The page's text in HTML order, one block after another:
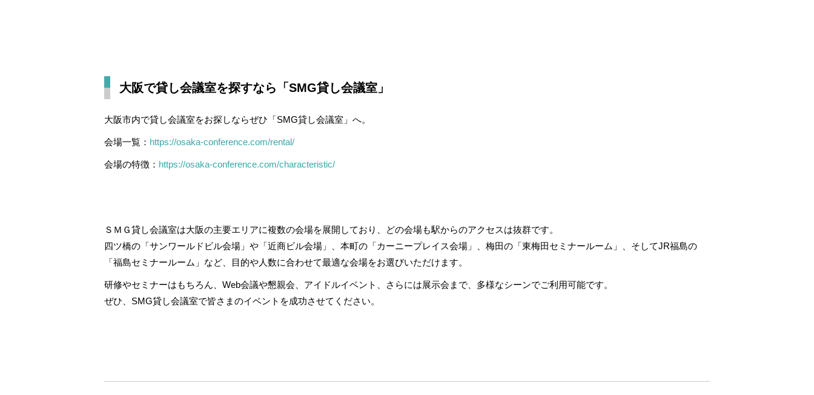
大阪で貸し会議室を探すなら「SMG貸し会議室」
大阪市内で貸し会議室をお探しならぜひ「SMG貸し会議室」へ。
会場一覧： https://osaka-conference.com/rental/
会場の特徴： https://osaka-conference.com/characteristic/
ＳＭＧ貸し会議室は大阪の主要エリアに複数の会場を展開しており、どの会場も駅からのアクセスは抜群です。
四ツ橋の「サンワールドビル会場」や「近商ビル会場」、本町の「カーニープレイス会場」、梅田の「東梅田セミナールーム」、そしてJR福島の
「福島セミナールーム」など、目的や人数に合わせて最適な会場をお選びいただけます。
研修やセミナーはもちろん、Web会議や懇親会、アイドルイベント、さらには展示会まで、多様なシーンでご利用可能です。
ぜひ、SMG貸し会議室で皆さまのイベントを成功させてください。